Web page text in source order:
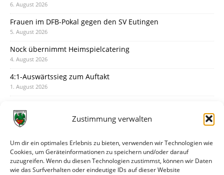
Zustimmung verwalten
Um dir ein optimales Erlebnis zu bieten, verwenden wir Technologien wie
Cookies, um Geräteinformationen zu speichern und/oder darauf
zuzugreifen. Wenn du diesen Technologien zustimmst, können wir Daten
wie das Surfverhalten oder eindeutige IDs auf dieser Website
6. August 2026
Frauen im DFB-Pokal gegen den SV Eutingen
5. August 2026
Nock übernimmt Heimspielcatering
4. August 2026
4:1-Auswärtssieg zum Auftakt
1. August 2026
31. Juli 2026
30. Juli 2026
Deine Spielminute: 89+1
28. Juli 2026